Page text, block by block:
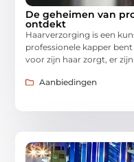
De geheimen van
ontdekt
Haarverzorging is een
professionele kapper
voor zijn haar zorgt, er zijn
Aanbiedingen